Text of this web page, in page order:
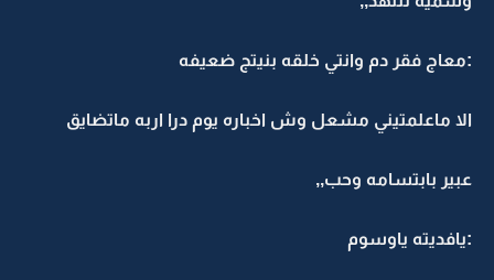
:معاج فقر دم وانتي خلقه بنيتج ضعيفه
الا ماعلمتيني مشعل وش اخباره يوم درا اربه ماتضايق
عبير بابتسامه وحب,,
:يافديته ياوسوم